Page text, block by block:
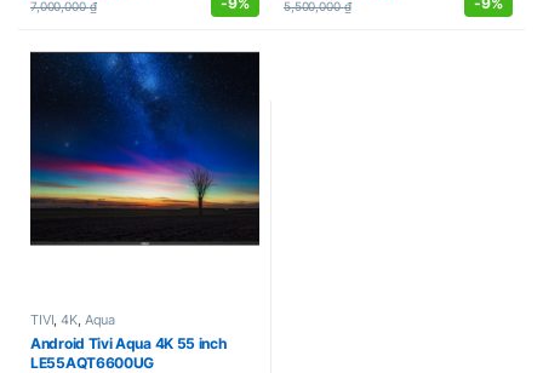
7,000,000₫ 5,500,000₫
TIVI,4K, Aqua
Android Tivi Aqua 4K 55 inch
LE55AQT6600UG